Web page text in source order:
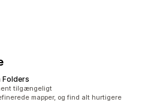
Folders
tilgængeligt
mapper, og find alt hurtigere